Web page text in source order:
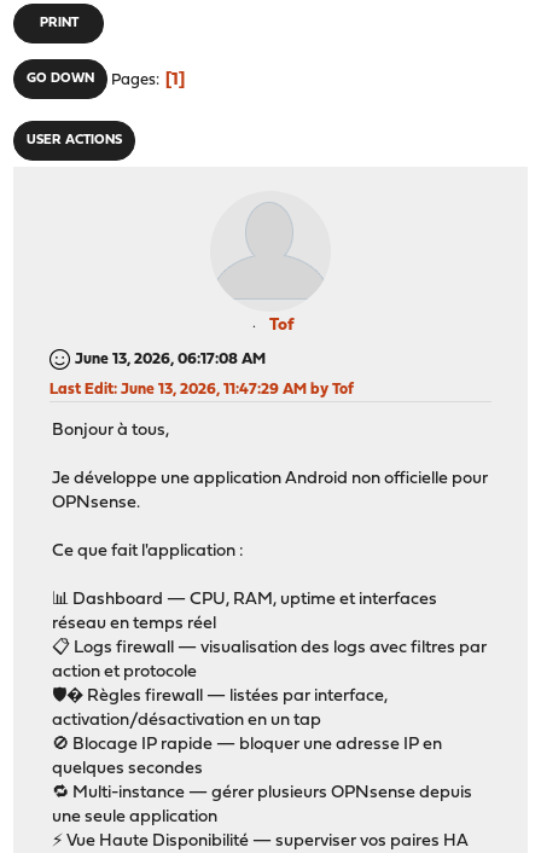
PRINT
GO DOWN Pages 1
USER ACTIONS
Tof
June 13, 2026, 06:17:08 AM
Last Edit: June 13, 2026, 11:47:29 AM by Tof
Bonjour à tous,
Je développe une application Android non officielle pour
OPNsense.
Ce que fait l'application :
📊 Dashboard — CPU, RAM, uptime et interfaces
réseau en temps réel
📋 Logs firewall — visualisation des logs avec filtres par
action et protocole
🛡� Règles firewall — listées par interface,
activation/désactivation en un tap
🚫 Blocage IP rapide — bloquer une adresse IP en
quelques secondes
🔁 Multi-instance — gérer plusieurs OPNsense depuis
une seule application
⚡ Vue Haute Disponibilité — superviser vos paires HA